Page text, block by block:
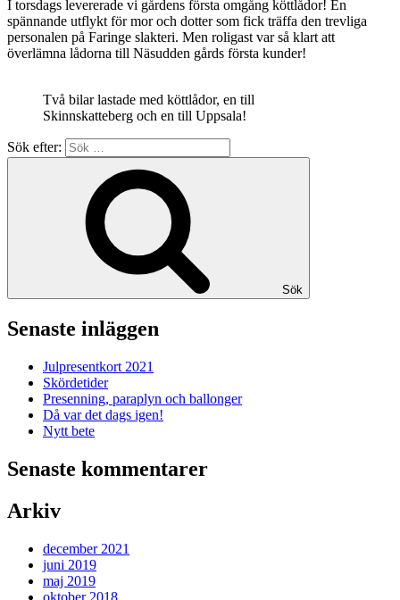
I torsdags levererade vi gårdens första omgång köttlådor! En
spännande utflykt för mor och dotter som fick träffa den trevliga
personalen på Faringe slakteri. Men roligast var så klart att
överlämna lådorna till Näsudden gårds första kunder!
Två bilar lastade med köttlådor, en till
Skinnskatteberg och en till Uppsala!
Sök efter:
Sök
Senaste inläggen
Julpresentkort 2021
Skördetider
Presenning, paraplyn och ballonger
Då var det dags igen!
Nytt bete
Senaste kommentarer
Arkiv
december 2021
juni 2019
maj 2019
oktober 2018